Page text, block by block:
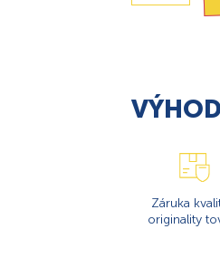
Záruka
originality